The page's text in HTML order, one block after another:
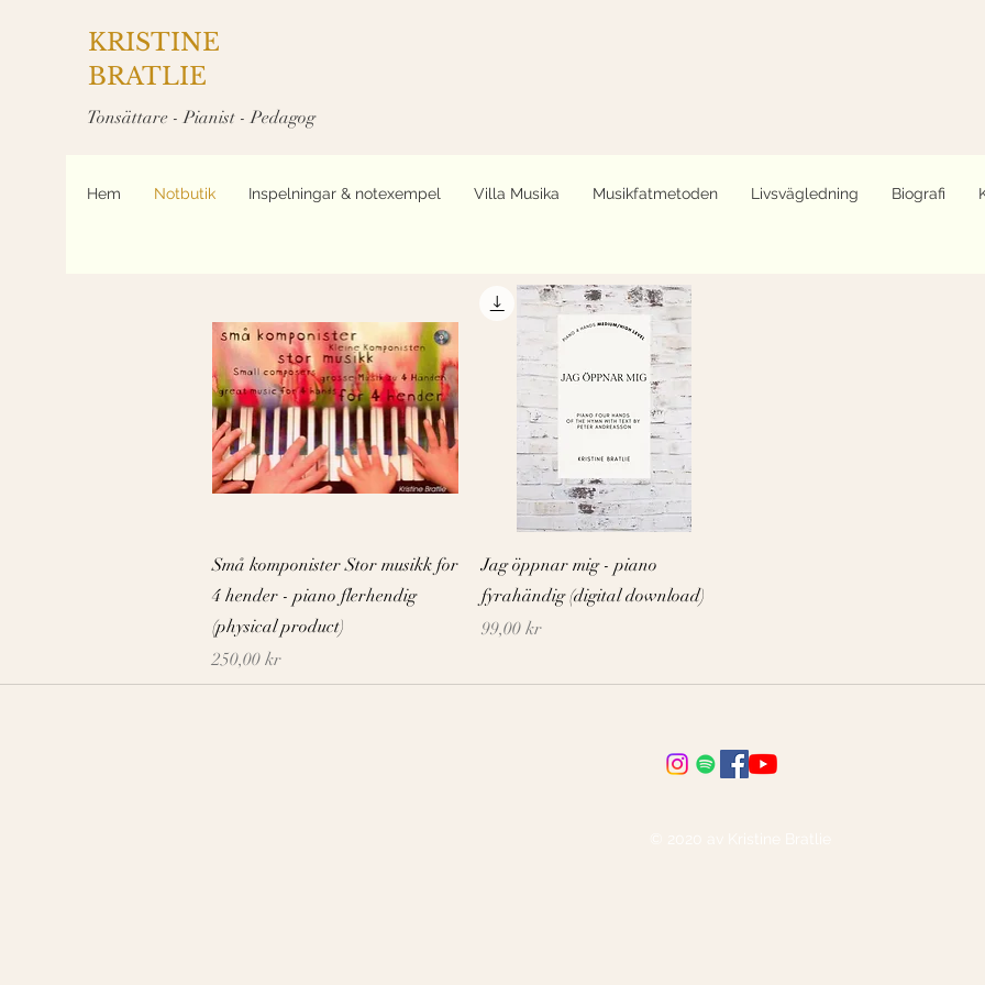
KRISTINE
BRATLIE
Tonsättare - Pianist - Pedagog
Hem Notbutik Inspelningar & notexempel Villa Musika Musikfatmetoden Livsvägledning Biografi
Snabbvisning
Små komponister Stor musikk for
4 hender - piano flerhendig
(physical product)
Pris
250,00 kr
Snabbvisning
Jag öppnar mig - piano
fyrahändig (digital download)
Pris
99,00 kr